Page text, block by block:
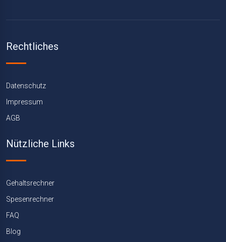
Rechtliches
Datenschutz
Impressum
AGB
Nützliche Links
Gehaltsrechner
Spesenrechner
FAQ
Blog